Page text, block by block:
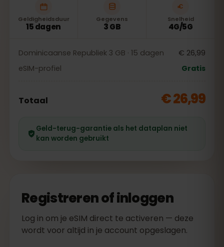
Geldigheidsduur
15 dagen
Gegevens
3 GB
Snelheid
4G/5G
Dominicaanse Republiek 3 GB · 15 dagen
€ 26,99
eSIM-profiel
Gratis
Totaal € 26,99
Geld-terug-garantie als het dataplan niet
kan worden gebruikt
Registreren of inloggen
Log in om je eSIM direct te activeren — deze
wordt voor altijd in je account opgeslagen.